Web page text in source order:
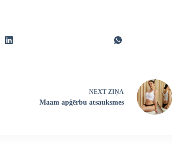
NEXTZIŅA
Maam apģērbu atsauksmes